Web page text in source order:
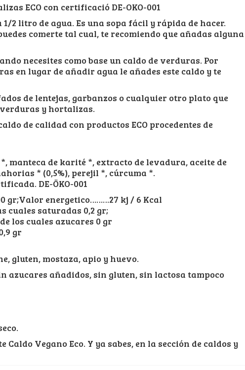
ECO con certificació DE-OKO-001
2 litro de agua. Es una sopa fácil y rápida de hacer.
comerte tal cual, te recomiendo que añadas alguna
necesites como base un caldo de verduras. Por
en lugar de añadir agua le añades este caldo y te
de lentejas, garbanzos o cualquier otro plato que
y hortalizas.
de calidad con productos ECO procedentes de
manteca de karité *, extracto de levadura, aceite de
* (0,5%), perejil *, cúrcuma *.
DE-ÖKO-001
gr;Valor energetico………27 kj / 6 Kcal
cuales saturadas 0,2 gr;
los cuales azucares 0 gr
gr
gluten, mostaza, apio y huevo.
azucares añadidos, sin gluten, sin lactosa tampoco
Vegano Eco. Y ya sabes, en la sección de caldos y